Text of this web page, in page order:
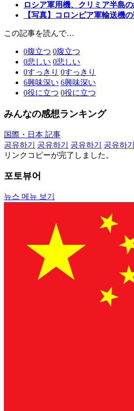
ロシア軍用機、クリミア半島
【写真】コロンビア軍輸送機
この記事を読んで…
0腹立つ 0腹立つ
0悲しい 0悲しい
0すっきり 0すっきり
6興味深い 6興味深い
0役に立つ 0役に立つ
みんなの感想ランキング
国際・日本 記事
공유하기
공유하기 공유하기 공유하기
リンクコピーが完了しました。
포토뷰어
뉴스 메뉴 보기